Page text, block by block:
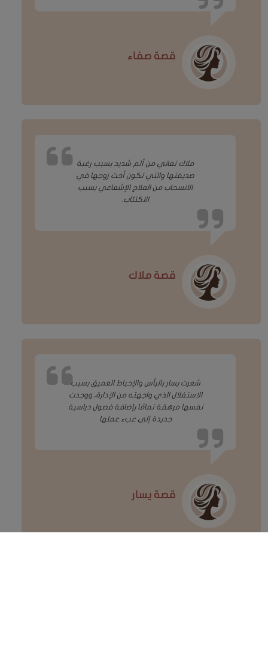
قصة صفاء
ملاك تعاني من ألم شديد بسبب رغبة
صديقتها والتي تكون أخت زوجها في
الانسحاب من العلاج الإشعاعي بسبب
الاكتئاب.
قصة ملاك
شعرت يسار باليأس والإحباط العميق بسبب
الاستغلال الذي واجهته من الإدارة، ووجدت
نفسها مرهقة تمامًا بإضافة فصول دراسية
جديدة إلى عبء عملها
قصة يسار